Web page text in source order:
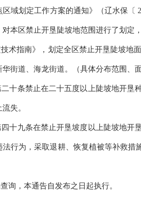
域划定工作方案的通知》（辽水保
本区禁止开垦陡坡地范围进行了划定
指南》，划定全区禁止开垦陡坡地
街道、海龙街道。（具体分布范围、面
条禁止在二十五度以上陡坡地开垦
失。
九条在禁止开垦坡度以上陡坡地开
行为，采取退耕、恢复植被等补救
，本通告自发布之日起执行。